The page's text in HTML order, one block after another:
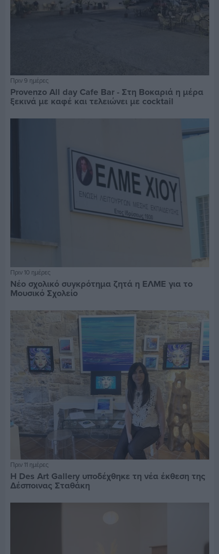
Πριν 9 ημέρες
Provenzo All day Cafe Bar - Στη Βοκαριά η μέρα
ξεκινά με καφέ και τελειώνει με cocktail
Πριν 10 ημέρες
Νέο σχολικό συγκρότημα ζητά η ΕΛΜΕ για το
Μουσικό Σχολείο
Πριν 11 ημέρες
Η Des Art Gallery υποδέχθηκε τη νέα έκθεση της
Δέσποινας Σταθάκη